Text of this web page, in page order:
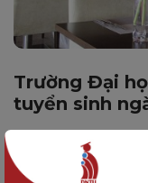
Trường Đại
tuyển sinh